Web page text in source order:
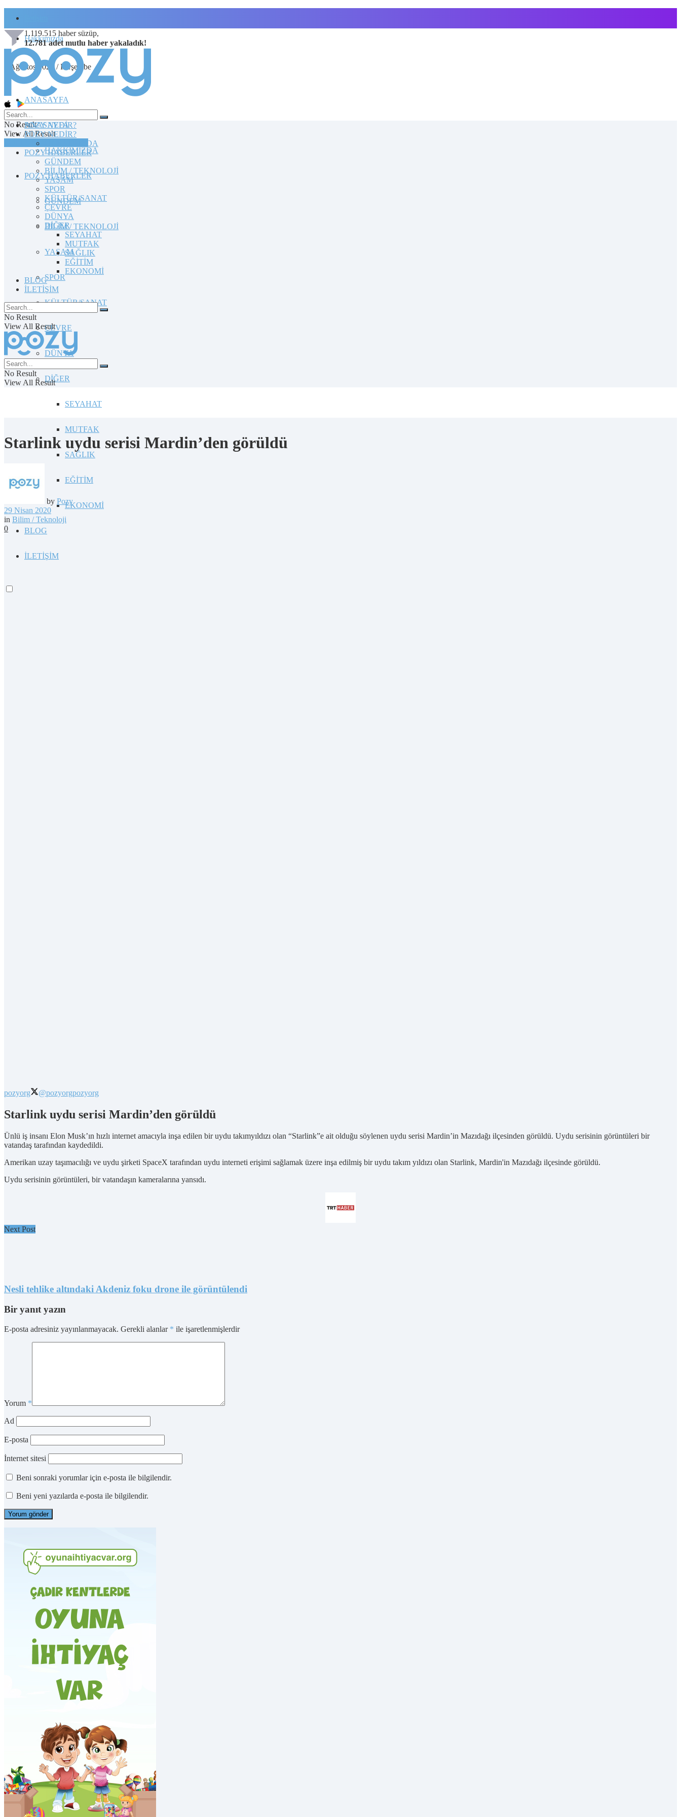
Hakkımızda
6 Ağustos 2026 / Perşembe
1.119.515 haber süzüp,
12.781 adet mutlu haber yakaladık!
No Result
View All Result
TOPLULUĞA KATILIN
ANASAYFA
POZY NEDİR?
HAKKIMIZDA
POZY HABERLER
GÜNDEM
BİLİM / TEKNOLOJİ
YAŞAM
SPOR
KÜLTÜR/SANAT
ÇEVRE
DÜNYA
DİĞER
SEYAHAT
MUTFAK
SAĞLIK
EĞİTİM
EKONOMİ
BLOG
İLETİŞİM
ANASAYFA
POZY NEDİR?
HAKKIMIZDA
POZY HABERLER
GÜNDEM
BİLİM / TEKNOLOJİ
YAŞAM
SPOR
KÜLTÜR/SANAT
ÇEVRE
DÜNYA
DİĞER
SEYAHAT
MUTFAK
SAĞLIK
EĞİTİM
EKONOMİ
BLOG
İLETİŞİM
No Result
View All Result
No Result
View All Result
Starlink uydu serisi Mardin’den görüldü
by Pozy
29 Nisan 2020
in Bilim / Teknoloji
0
pozyorg @pozyorgpozyorg
Starlink uydu serisi Mardin’den görüldü
Ünlü iş insanı Elon Musk’ın hızlı internet amacıyla inşa edilen bir uydu takımyıldızı olan “Starlink”e ait olduğu söylenen uydu serisi Mardin’in Mazıdağı ilçesinden görüldü. Uydu serisinin görüntüleri bir
vatandaş tarafından kaydedildi.
Amerikan uzay taşımacılığı ve uydu şirketi SpaceX tarafından uydu interneti erişimi sağlamak üzere inşa edilmiş bir uydu takım yıldızı olan Starlink, Mardin'in Mazıdağı ilçesinde görüldü.
Uydu serisinin görüntüleri, bir vatandaşın kameralarına yansıdı.
Next Post
Nesli tehlike altındaki Akdeniz foku drone ile görüntülendi
Bir yanıt yazın
E-posta adresiniz yayınlanmayacak. Gerekli alanlar * ile işaretlenmişlerdir
Yorum *
Ad
E-posta
İnternet sitesi
Beni sonraki yorumlar için e-posta ile bilgilendir.
Beni yeni yazılarda e-posta ile bilgilendir.